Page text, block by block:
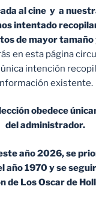
al cine y a
intentado
de mayor tamaño
en esta página
intención
existente.
obedece
del administrador.
año 2026, se
año 1970 y se
de Los Oscar de